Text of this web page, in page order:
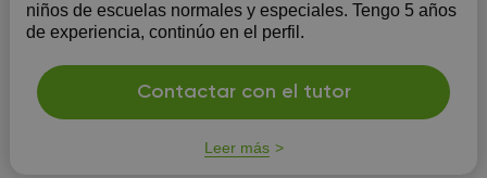
niños de escuelas normales y especiales. Tengo 5 años
de experiencia, continúo en el perfil.
Contactar con el tutor
Leer más